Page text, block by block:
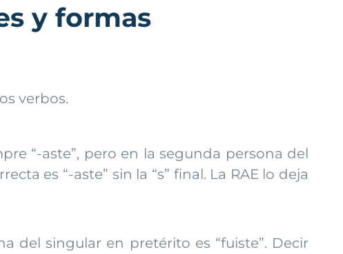
y formas
verbos.
“-aste”, pero en la segunda persona del
es “-aste” sin la “s” final. La RAE lo deja
del singular en pretérito es “fuiste”. Decir